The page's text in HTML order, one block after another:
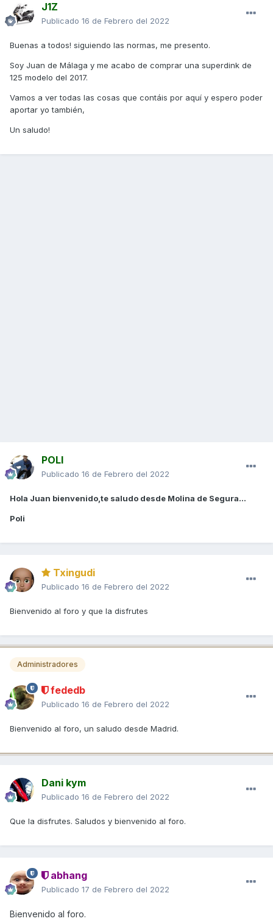
J1Z
Publicado 16 de Febrero del 2022
Buenas a todos! siguiendo las normas, me presento.
Soy Juan de Málaga y me acabo de comprar una superdink de
125 modelo del 2017.
Vamos a ver todas las cosas que contáis por aquí y espero poder
aportar yo también,
Un saludo!
POLI
Publicado 16 de Febrero del 2022
Hola Juan bienvenido,te saludo desde Molina de Segura...
Poli
Txingudi
Publicado 16 de Febrero del 2022
Bienvenido al foro y que la disfrutes
Administradores
fededb
Publicado 16 de Febrero del 2022
Bienvenido al foro, un saludo desde Madrid.
Dani kym
Publicado 16 de Febrero del 2022
Que la disfrutes. Saludos y bienvenido al foro.
abhang
Publicado 17 de Febrero del 2022
Bienvenido al foro.